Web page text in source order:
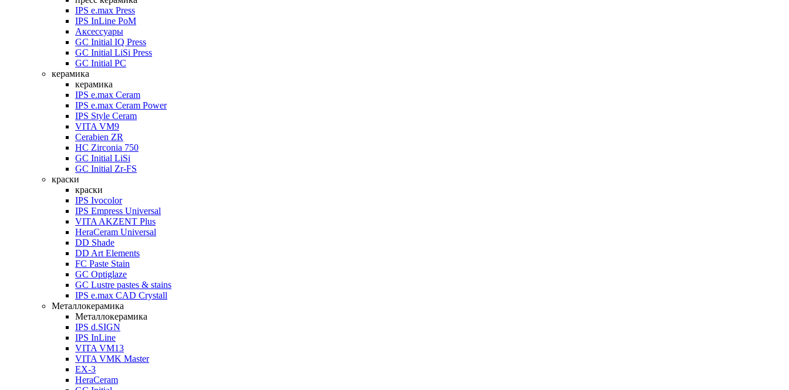
IPS e.max Press
IPS InLine PoM
Аксессуары
GC Initial IQ Press
GC Initial LiSi Press
GC Initial PC
керамика
керамика
IPS e.max Ceram
IPS e.max Ceram Power
IPS Style Ceram
VITA VM9
Cerabien ZR
HC Zirconia 750
GC Initial LiSi
GC Initial Zr-FS
краски
краски
IPS Ivocolor
IPS Empress Universal
VITA AKZENT Plus
HeraCeram Universal
DD Shade
DD Art Elements
FC Paste Stain
GC Optiglaze
GC Lustre pastes & stains
IPS e.max CAD Crystall
Металлокерамика
Металлокерамика
IPS d.SIGN
IPS InLine
VITA VM13
VITA VMK Master
EX-3
HeraCeram